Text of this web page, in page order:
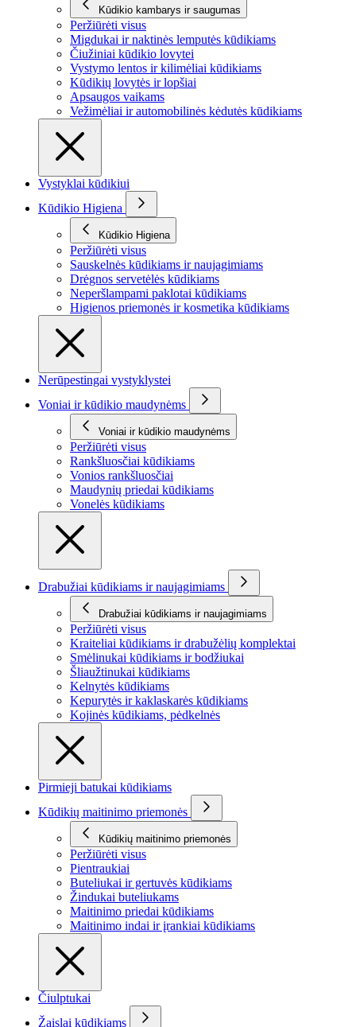
Kūdikio kambarys ir saugumas
Peržiūrėti visus
Migdukai ir naktinės lemputės kūdikiams
Čiužiniai kūdikio lovytei
Vystymo lentos ir kilimėliai kūdikiams
Kūdikių lovytės ir lopšiai
Apsaugos vaikams
Vežimėliai ir automobilinės kėdutės kūdikiams
Vystyklai kūdikiui
Kūdikio Higiena
Kūdikio Higiena
Peržiūrėti visus
Sauskelnės kūdikiams ir naujagimiams
Drėgnos servetėlės kūdikiams
Neperšlampami paklotai kūdikiams
Higienos priemonės ir kosmetika kūdikiams
Nerūpestingai vystyklystei
Voniai ir kūdikio maudynėms
Voniai ir kūdikio maudynėms
Peržiūrėti visus
Rankšluosčiai kūdikiams
Vonios rankšluosčiai
Maudynių priedai kūdikiams
Vonelės kūdikiams
Drabužiai kūdikiams ir naujagimiams
Drabužiai kūdikiams ir naujagimiams
Peržiūrėti visus
Kraiteliai kūdikiams ir drabužėlių komplektai
Smėlinukai kūdikiams ir bodžiukai
Šliaužtinukai kūdikiams
Kelnytės kūdikiams
Kepurytės ir kaklaskarės kūdikiams
Kojinės kūdikiams, pėdkelnės
Pirmieji batukai kūdikiams
Kūdikių maitinimo priemonės
Kūdikių maitinimo priemonės
Peržiūrėti visus
Pientraukiai
Buteliukai ir gertuvės kūdikiams
Žindukai buteliukams
Maitinimo priedai kūdikiams
Maitinimo indai ir įrankiai kūdikiams
Čiulptukai
Žaislai kūdikiams